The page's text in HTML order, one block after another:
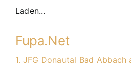
Laden...
Fupa.Net
1. JFG Donautal Bad Abbach